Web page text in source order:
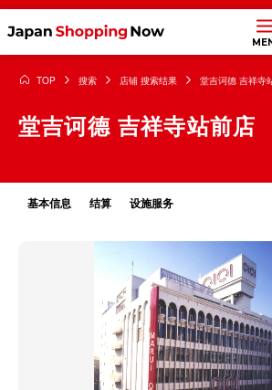
TOP 搜索 店铺 搜索结果 堂吉诃德 吉祥寺
堂吉诃德 吉祥寺站前店
基本信息 结算 设施服务